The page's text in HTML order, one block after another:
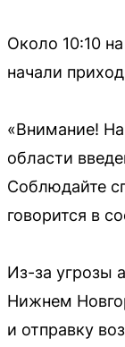
Около 10:10
начали
«Внимание!
области
Соблюдайте
говорится в
Из-за угрозы
Нижнем
и отправку